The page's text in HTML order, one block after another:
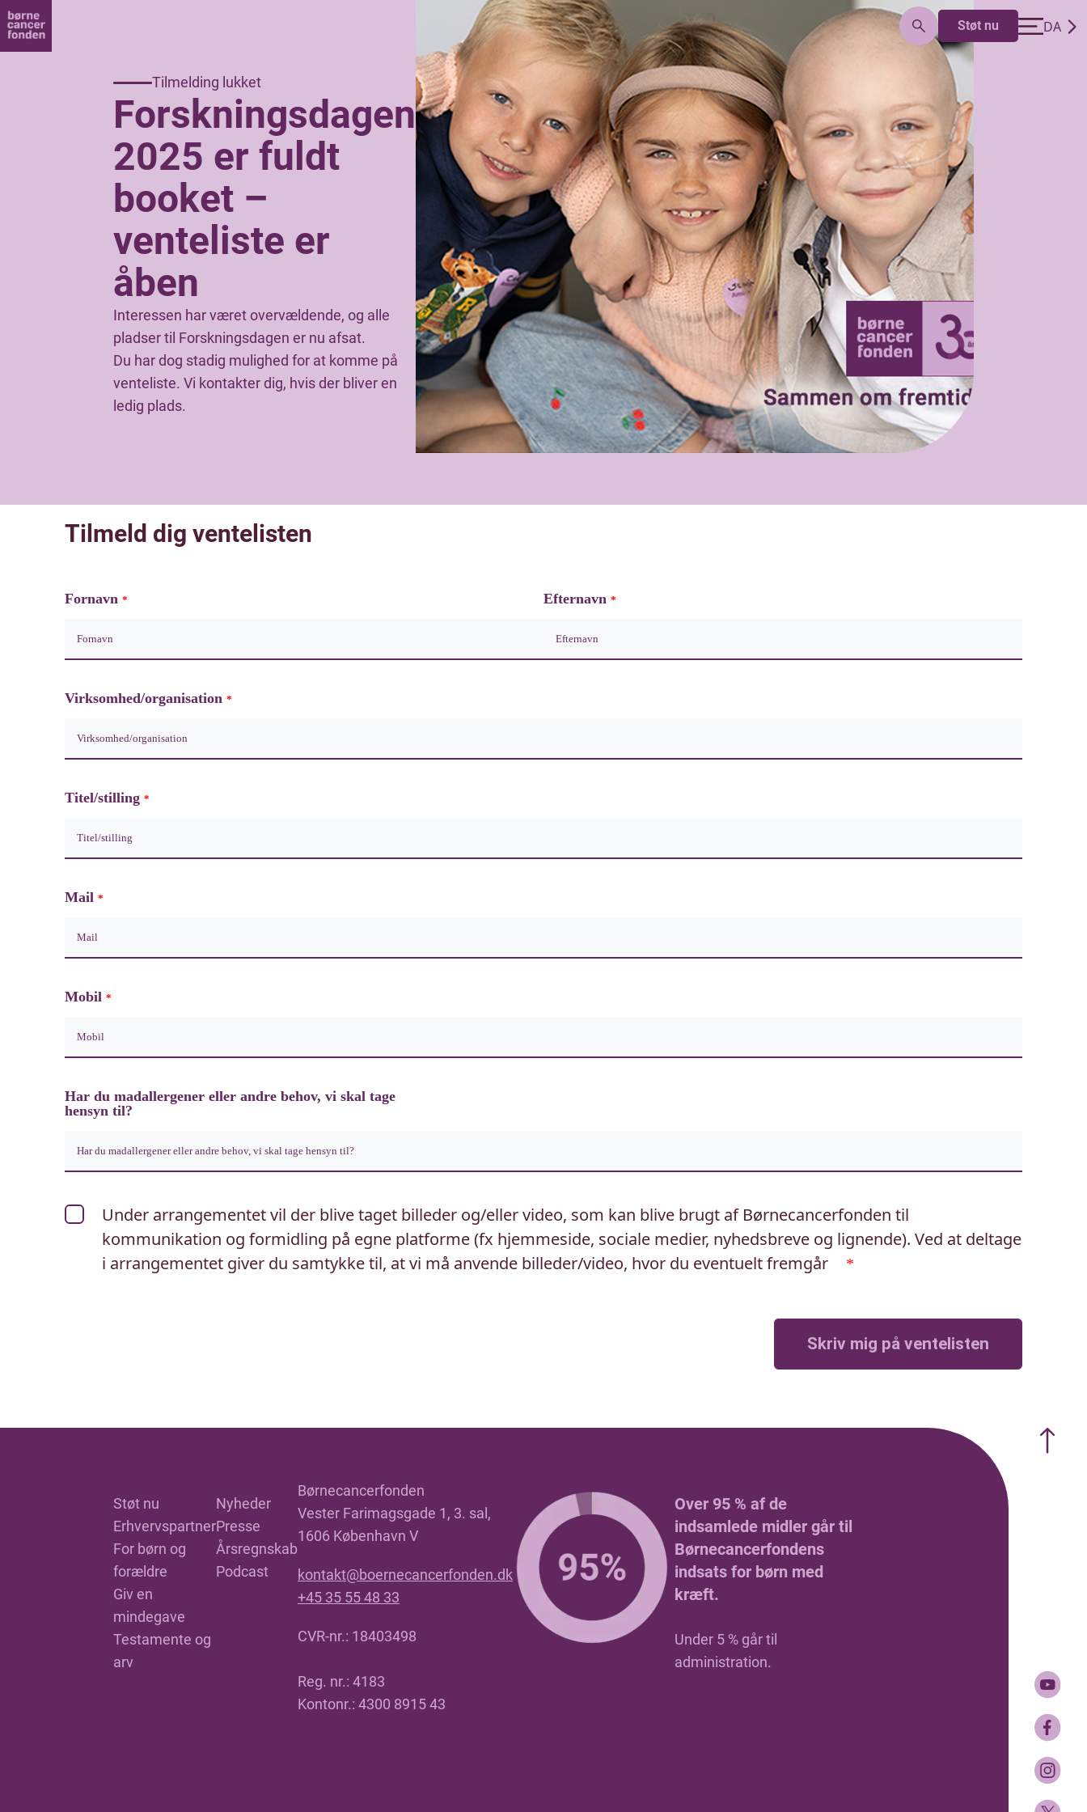
Støt nu
DA
Tilmelding lukket
Forskningsdagen
2025 er fuldt
booket –
venteliste er
åben
Interessen har været overvældende, og alle
pladser til Forskningsdagen er nu afsat.
Du har dog stadig mulighed for at komme på
venteliste. Vi kontakter dig, hvis der bliver en
ledig plads.
Tilmeld dig ventelisten
Fornavn * Efternavn *
Virksomhed/organisation *
Titel/stilling *
Mail *
Mobil *
Har du madallergener eller andre behov, vi skal tage
hensyn til?
Under arrangementet vil der blive taget billeder og/eller video, som kan blive brugt af Børnecancerfonden til
kommunikation og formidling på egne platforme (fx hjemmeside, sociale medier, nyhedsbreve og lignende). Ved at deltage
i arrangementet giver du samtykke til, at vi må anvende billeder/video, hvor du eventuelt fremgår
*
Støt nu
Erhvervspartner
For børn og
forældre
Giv en
mindegave
Testamente og
arv
Nyheder
Presse
Årsregnskab
Podcast
Børnecancerfonden
Vester Farimagsgade 1, 3. sal,
1606 København V
kontakt@boernecancerfonden.dk
+45 35 55 48 33
CVR-nr.: 18403498
Reg. nr.: 4183
Kontonr.: 4300 8915 43
Over 95 % af de
indsamlede midler går til
Børnecancerfondens
indsats for børn med
kræft.
Under 5 % går til
administration.